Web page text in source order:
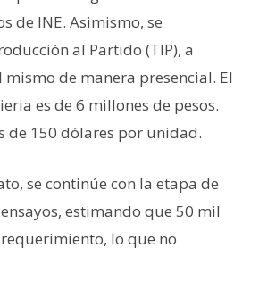
de INE. Asimismo, se
al Partido (TIP), a
de manera presencial. El
es de 6 millones de pesos.
de 150 dólares por unidad.
se continúe con la etapa de
estimando que 50 mil
lo que no